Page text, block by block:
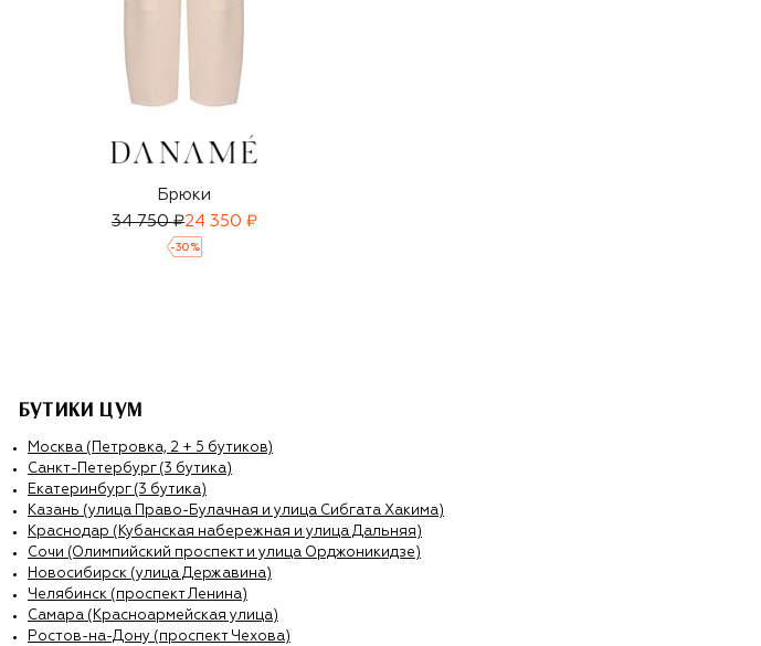
Брюки
34 750 ₽24 350 ₽
-30 %
БУТИКИ ЦУМ
Москва (Петровка, 2 + 5 бутиков)
Санкт-Петербург (3 бутика)
Екатеринбург (3 бутика)
Казань (улица Право-Булачная и улица Сибгата Хакима)
Краснодар (Кубанская набережная и улица Дальняя)
Сочи (Олимпийский проспект и улица Орджоникидзе)
Новосибирск (улица Державина)
Челябинск (проспект Ленина)
Самара (Красноармейская улица)
Ростов-на-Дону (проспект Чехова)